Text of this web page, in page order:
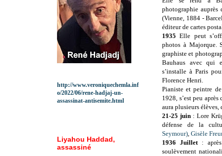
photographie
(Vienne, 1884 -
éditeur de cartes
1935Elle peut
photos à Majorque.
graphiste et
Bauhaus avec qui
s’installe à Paris
Florence Henri.
Pianiste et peintre
1928, s’est peu
aura plusieurs
21-25 juin : Lore
défense de la
Seymour), Gisèle
1936 Juillet: après
soulèvement
http://www.veroniquechemla.inf
o/2022/06/rene-hadjaj-un-
assassinat-antisemite.html
Liyahou Haddad,
assassiné